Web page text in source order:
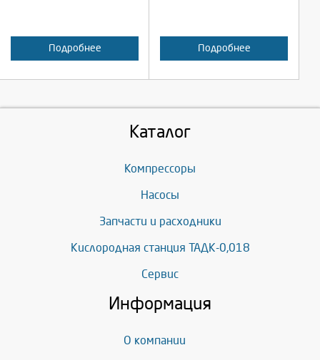
Подробнее Подробнее
Каталог
Компрессоры
Насосы
Запчасти и расходники
Кислородная станция ТАДК-0,018
Сервис
Информация
О компании